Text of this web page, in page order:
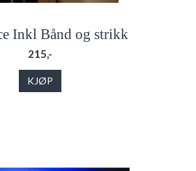
Inkl Bånd og strikk
215,-
KJØP